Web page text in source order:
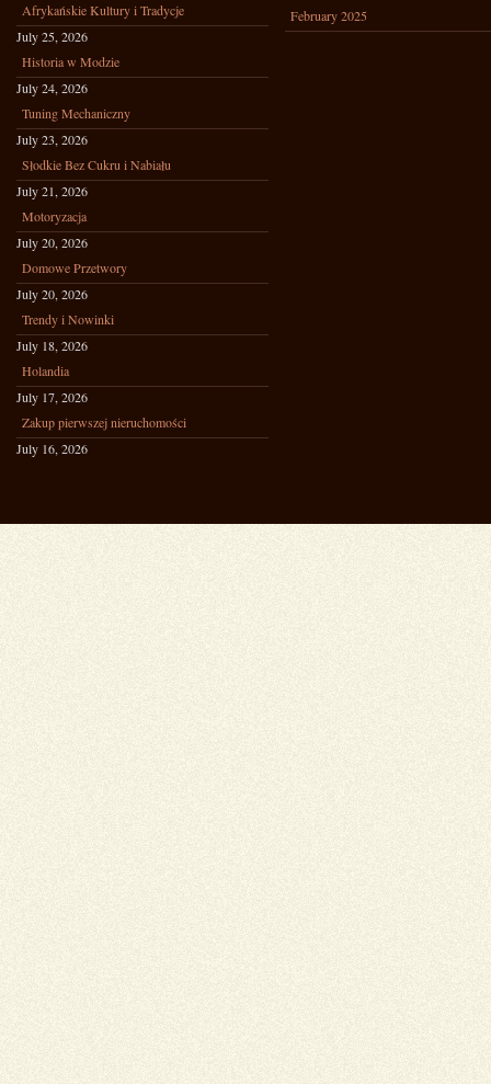
Afrykańskie Kultury i Tradycje
July 25, 2026
Historia w Modzie
July 24, 2026
Tuning Mechaniczny
July 23, 2026
Słodkie Bez Cukru i Nabiału
July 21, 2026
Motoryzacja
July 20, 2026
Domowe Przetwory
July 20, 2026
Trendy i Nowinki
July 18, 2026
Holandia
July 17, 2026
Zakup pierwszej nieruchomości
July 16, 2026
February 2025